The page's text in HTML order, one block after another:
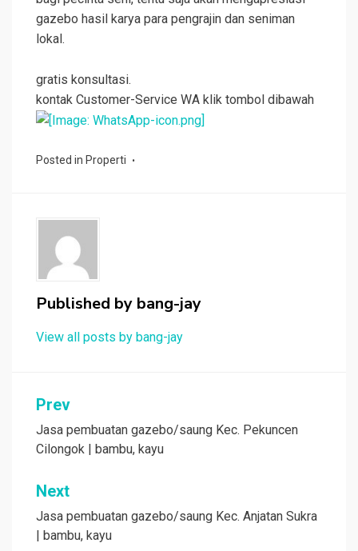
gazebo hasil karya para pengrajin dan seniman
lokal.
gratis konsultasi.
kontak Customer-Service WA klik tombol dibawah
Posted in Properti
Published by bang-jay
View all posts by bang-jay
Post
navigation
Prev
Jasa pembuatan gazebo/saung Kec. Pekuncen
Cilongok | bambu, kayu
Next
Jasa pembuatan gazebo/saung Kec. Anjatan Sukra
| bambu, kayu